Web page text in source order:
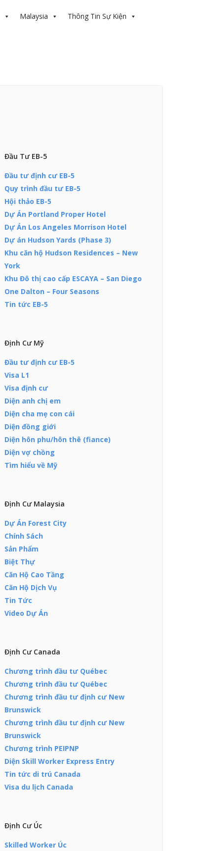
Malaysia Thông Tin Sự Kiện
Đầu Tư EB-5
Đầu tư định cư EB-5
Quy trình đầu tư EB-5
Hội thảo EB-5
Dự Án Portland Proper Hotel
Dự Án Los Angeles Morrison Hotel
Dự án Hudson Yards (Phase 3)
Khu căn hộ Hudson Residences – New
York
Khu Đô thị cao cấp ESCAYA – San Diego
One Dalton – Four Seasons
Tin tức EB-5
Định Cư Mỹ
Đầu tư định cư EB-5
Visa L1
Visa định cư
Diện anh chị em
Diện cha mẹ con cái
Diện đồng giới
Diện hôn phu/hôn thê (fiance)
Diện vợ chồng
Tìm hiểu về Mỹ
Định Cư Malaysia
Dự Án Forest City
Chính Sách
Sản Phẩm
Biệt Thự
Căn Hộ Cao Tầng
Căn Hộ Dịch Vụ
Tin Tức
Video Dự Án
Định Cư Canada
Chương trình đầu tư Québec
Chương trình đầu tư Québec
Chương trình đầu tư định cư New
Brunswick
Chương trình đầu tư định cư New
Brunswick
Chương trình PEIPNP
Diện Skill Worker Express Entry
Tin tức di trú Canada
Visa du lịch Canada
Định Cư Úc
Skilled Worker Úc